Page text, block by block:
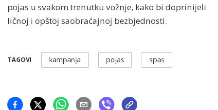
pojas u svakom trenutku vožnje, kako bi doprinijeli
ličnoj i opštoj saobraćajnoj bezbjednosti.
TAGOVI kampanja pojas spas